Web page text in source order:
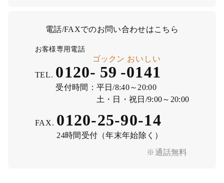
電話/FAXでのお問い合わせはこちら
※通話無料
お客様専用電話
TEL. 0120- 59
ゴックン
-0141
おいしい
受付時間： 平日/8:40～20:00
土・日・祝日/9:00～20:00
FAX. 0120-25-90-14
24時間受付（年末年始除く）